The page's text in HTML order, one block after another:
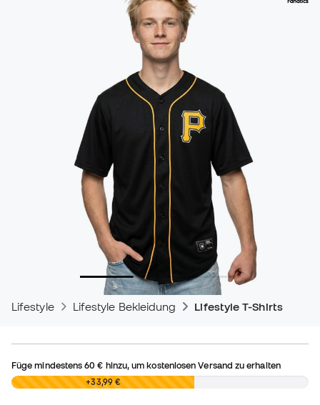
Lifestyle Lifestyle Bekleidung Lifestyle T-Shirts
Füge mindestens60 € hinzu, um kostenlosen Versand zu erhalten
0,00 € +33,99 €